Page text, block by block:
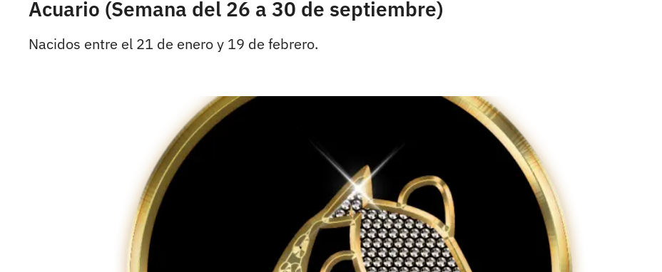
Acuario (Semana del 26 a 30 de septiembre)
Nacidos entre el 21 de enero y 19 de febrero.